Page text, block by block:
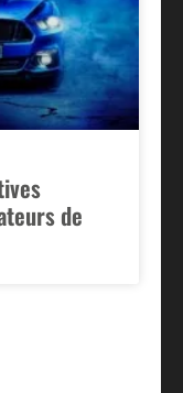
de